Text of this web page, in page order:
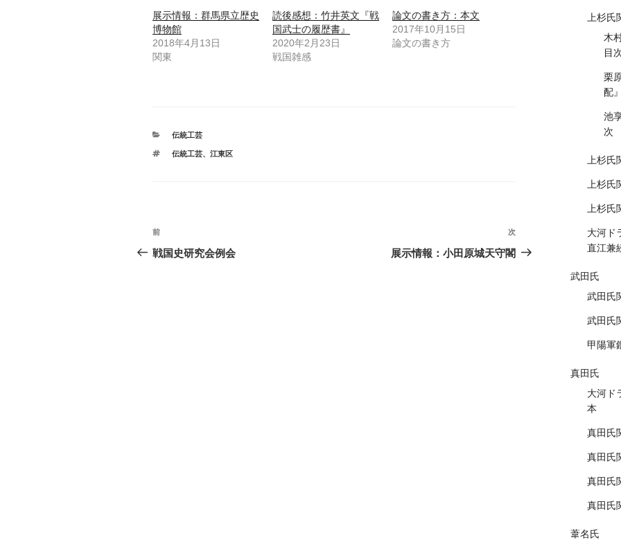
展示情報：群馬県立歴史
博物館
2018年4月13日
関東
読後感想：竹井英文『戦
国武士の履歴書』
2020年2月23日
戦国雑感
論文の書き方：本文
2017年10月15日
論文の書き方
カ
ゴ
伝統工芸
タ
伝統工芸、 江東区
投
稿
前
の
前
戦国史研究会例会
次
の
次
展示情報：小田原城天守閣
上杉氏
木
目
栗
配
池
次
上杉氏
上杉氏
上杉氏
大河ド
直江兼
武田氏
武田氏
武田氏
甲陽軍
真田氏
大河ド
本
真田氏
真田氏
真田氏
真田氏
葦名氏